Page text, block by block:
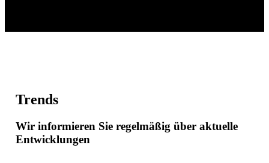
Trends
Wir informieren Sie regelmäßig über aktuelle
Entwicklungen